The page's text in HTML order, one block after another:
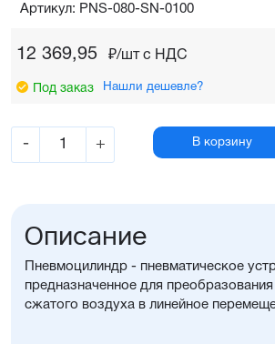
12 369,95 ₽/шт c НДС
Под заказ Нашли дешевле?
- + В корзину
Артикул: PNS-080-SN-0100
Описание
Пневмоцилиндр - пневматическое
предназначенное для преобразования
сжатого воздуха в линейное